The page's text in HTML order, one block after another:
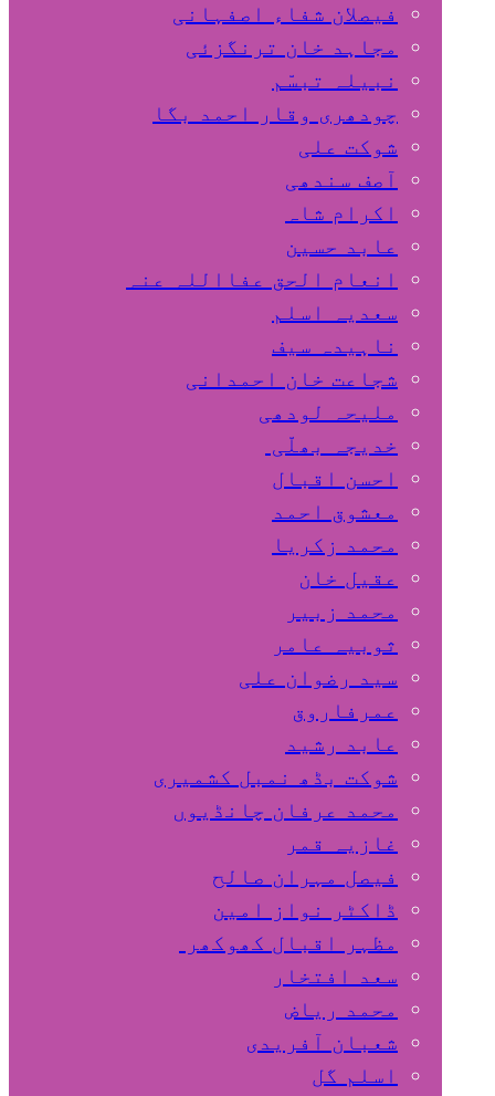
فیصلان شفاء اصفہانی
مجاہد خان ترنگزئی
نبیلہ تبسّم
چودھری وقار احمد بگا
شوکت علی
آصف سندھی
اکرام شاہ
عابد حسین
انعام الحق عفااللہ عنہ
سعدیہ اسلم
ناہیدہ سیف
شجاعت خان احمدانی
ملیحہ لودھی
خدیجہ بھلّی
احسن اقبال
معشوق احمد
محمد زکریا
عقیل خان
محمد زبیر
ثوبیہ عامر
سید رضوان علی
عمرفاروق
عابد رشید
شوکت بڈھ نمبل کشمیری
محمد عرفان چانڈیوں
غازیہ قمر
فیصل مہران صالح
ڈاکٹر نواز امین
مظہر اقبال کھوکھر
سعد افتخار
محمد ریاض
شعبان آفریدی
اسلم گل